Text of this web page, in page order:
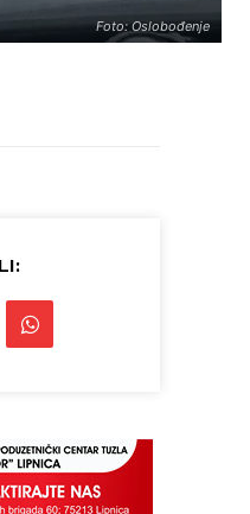
Foto: Oslobođenje